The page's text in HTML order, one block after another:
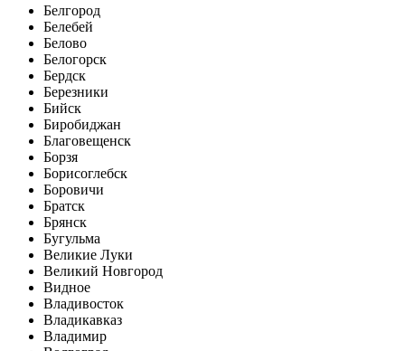
Белгород
Белебей
Белово
Белогорск
Бердск
Березники
Бийск
Биробиджан
Благовещенск
Борзя
Борисоглебск
Боровичи
Братск
Брянск
Бугульма
Великие Луки
Великий Новгород
Видное
Владивосток
Владикавказ
Владимир